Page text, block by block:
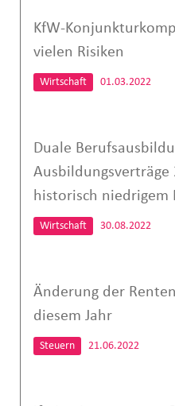
KfW-
vielen Risiken
Wirtschaft 01.03.2022
Duale
Ausbildungsverträge
historisch niedrigem
Wirtschaft 30.08.2022
Änderung der
diesem Jahr
Steuern 21.06.2022